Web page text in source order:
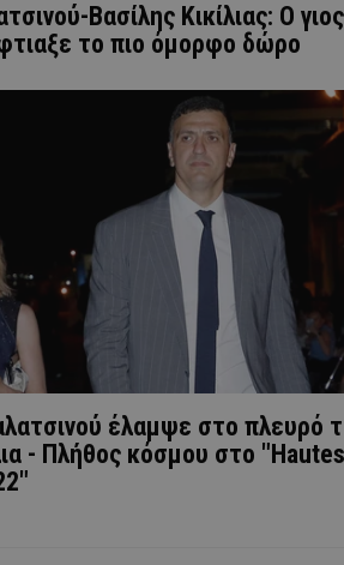
Βασίλης Κικίλιας: Ο γιος
το πιο όμορφο δώρο
έλαμψε στο πλευρό
- Πλήθος κόσμου στο "Hautes